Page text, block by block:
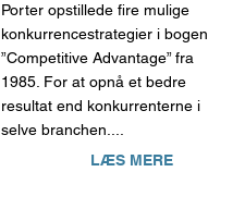
Porter opstillede fire mulige
konkurrencestrategier i bogen
”Competitive Advantage” fra
1985. For at opnå et bedre
resultat end konkurrenterne i
selve branchen....
LÆS MERE